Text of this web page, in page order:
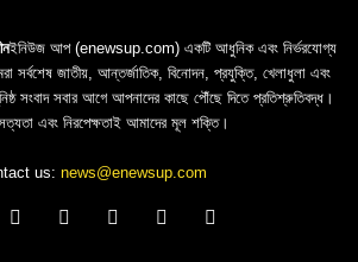
ইনিউজ আপ (enewsup.com) একটি আধুনিক এবং নির্ভরযোগ্য
সর্বশেষ জাতীয়, আন্তর্জাতিক, বিনোদন, প্রযুক্তি, খেলাধুলা এবং
সংবাদ সবার আগে আপনাদের কাছে পৌঁছে দিতে প্রতিশ্রুতিবদ্ধ।
এবং নিরপেক্ষতাই আমাদের মূল শক্তি।
us: news@enewsup.com